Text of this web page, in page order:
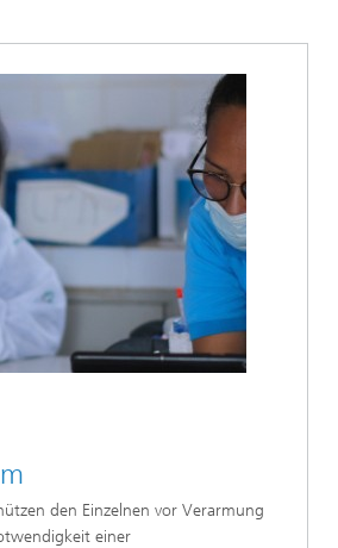
den Einzelnen vor Verarmung
einer